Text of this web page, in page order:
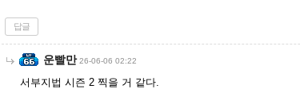
답글
운빨만 26-06-06 02:22
서부지법 시즌 2 찍을 거 같다.